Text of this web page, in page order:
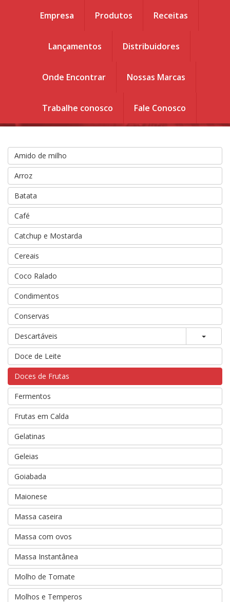
Empresa Produtos Receitas
Lançamentos Distribuidores
Onde Encontrar Nossas Marcas
Trabalhe conosco Fale Conosco
Produtos
Produtos
Amido de milho
Arroz
Batata
Café
Catchup e Mostarda
Cereais
Coco Ralado
Condimentos
Conservas
Descartáveis
Doce de Leite
Doces de Frutas
Fermentos
Frutas em Calda
Gelatinas
Geleias
Goiabada
Maionese
Massa caseira
Massa com ovos
Massa Instantânea
Molho de Tomate
Molhos e Temperos